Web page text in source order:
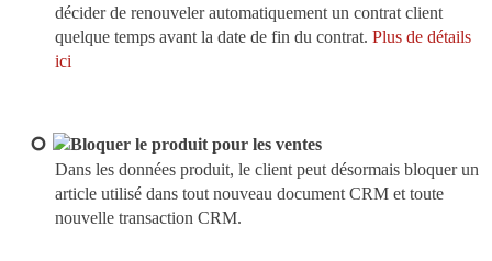
décider de renouveler automatiquement un contrat client
quelque temps avant la date de fin du contrat. Plus de détails
ici
Bloquer le produit pour les ventes
Dans les données produit, le client peut désormais bloquer un
article utilisé dans tout nouveau document CRM et toute
nouvelle transaction CRM.